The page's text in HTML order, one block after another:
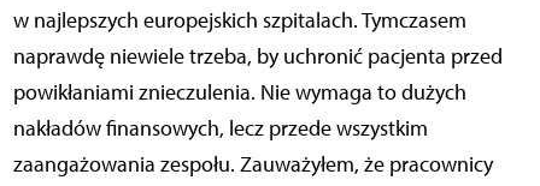
w najlepszych europejskich szpitalach. Tymczasem
naprawdę niewiele trzeba, by uchronić pacjenta przed
powikłaniami znieczulenia. Nie wymaga to dużych
nakładów finansowych, lecz przede wszystkim
zaangażowania zespołu. Zauważyłem, że pracownicy